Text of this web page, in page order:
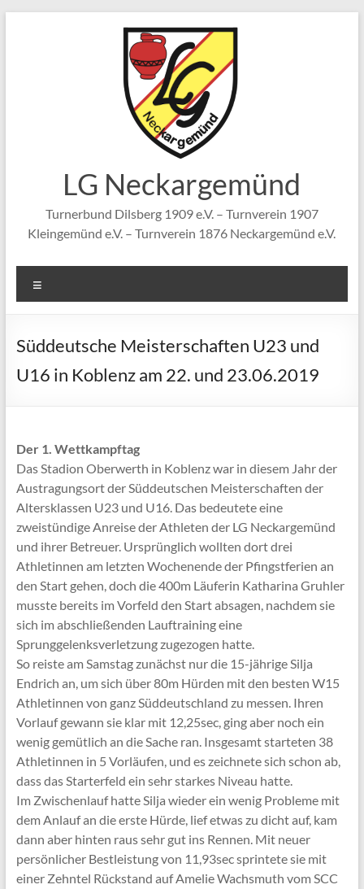
LG Neckargemünd
Turnerbund Dilsberg 1909 e.V. – Turnverein 1907
Kleingemünd e.V. – Turnverein 1876 Neckargemünd e.V.
Süddeutsche Meisterschaften U23 und
U16 in Koblenz am 22. und 23.06.2019
Der 1. Wettkampftag
Das Stadion Oberwerth in Koblenz war in diesem Jahr der
Austragungsort der Süddeutschen Meisterschaften der
Altersklassen U23 und U16. Das bedeutete eine
zweistündige Anreise der Athleten der LG Neckargemünd
und ihrer Betreuer. Ursprünglich wollten dort drei
Athletinnen am letzten Wochenende der Pfingstferien an
den Start gehen, doch die 400m Läuferin Katharina Gruhler
musste bereits im Vorfeld den Start absagen, nachdem sie
sich im abschließenden Lauftraining eine
Sprunggelenksverletzung zugezogen hatte.
So reiste am Samstag zunächst nur die 15-jährige Silja
Endrich an, um sich über 80m Hürden mit den besten W15
Athletinnen von ganz Süddeutschland zu messen. Ihren
Vorlauf gewann sie klar mit 12,25sec, ging aber noch ein
wenig gemütlich an die Sache ran. Insgesamt starteten 38
Athletinnen in 5 Vorläufen, und es zeichnete sich schon ab,
dass das Starterfeld ein sehr starkes Niveau hatte.
Im Zwischenlauf hatte Silja wieder ein wenig Probleme mit
dem Anlauf an die erste Hürde, lief etwas zu dicht auf, kam
dann aber hinten raus sehr gut ins Rennen. Mit neuer
persönlicher Bestleistung von 11,93sec sprintete sie mit
einer Zehntel Rückstand auf Amelie Wachsmuth vom SCC